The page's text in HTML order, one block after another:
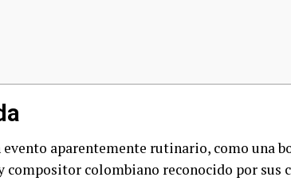
aparentemente rutinario, como una
compositor colombiano reconocido por sus